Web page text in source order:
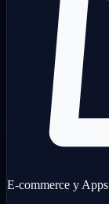
E-commerce y Apps